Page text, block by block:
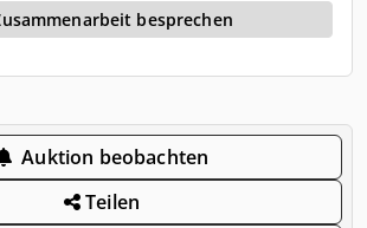
besprechen
Auktion beobachten
Teilen